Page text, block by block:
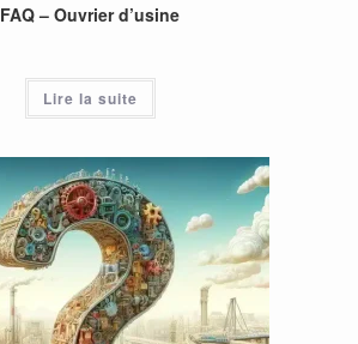
FAQ – Ouvrier d’usine
Lire la suite